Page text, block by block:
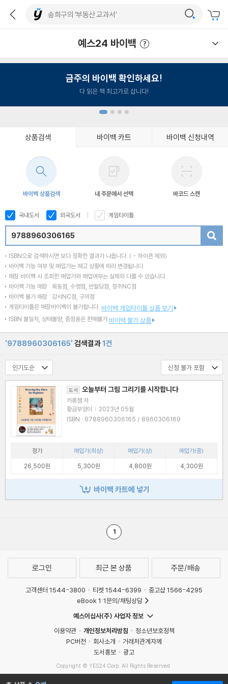
예스24 바이백
금주의 바이백 확인하세요!
다 읽은 책 최고가로 삽니다!
상품검색 바이백 카트 바이백 신청내역
바이백 상품검색 내 주문에서 선택 바코드 스캔
국내도서 외국도서 게임타이틀
ISBN으로 검색하시면 보다 정확한 결과가 나옵니다. ( - 하이픈 제외)
바이백 가능 여부 및 매입가는 재고 상황에 따라 변경됩니다.
매장 바이백 시 조회한 매입가와 매입여부는 실제와 다를 수 있습니다.
바이백 가능 매장 : 목동점, 수영점, 반월당점, 청주NC점
바이백 불가 매장 : 강서NC점, 구의점
게임타이틀은 매장바이백이 불가합니다. 바이백 게임타이틀 상품 보기
ISBN 불일치, 상태불량, 증정용은 판매불가 바이백 불가 상품
'9788960306165' 검색결과1건
도서 오늘부터 그림 그리기를 시작합니다
카롱쌤 저
황금부엉이 | 2023년 05월
ISBN : 9788960306165 / 8960306169
정가 매입가(최상) 매입가(상)
매입가(중)
26,500원
5,300원 4,800원 4,300원
바이백 카트에 넣기
1
로그인 최근 본 상품 주문/배송
고객센터 1544-3800 티켓 1544-6399
중고샵 1566-4295
eBook 1:1문의/채팅상담
예스이십사(주) 사업자 정보
이용약관
개인정보처리방침
청소년보호정책
PC버전
회사소개
거래처관계자께
도서홍보
광고
Copyright © YES24 Corp. All Rights Reserved.
MATOM8